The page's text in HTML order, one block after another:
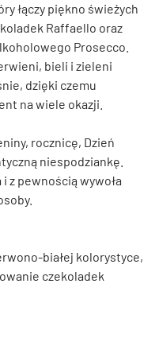
łączy piękno świeżych
Raffaello oraz
Prosecco.
bieli i zieleni
dzięki czemu
na wiele okazji.
rocznicę, Dzień
niespodziankę.
z pewnością wywoła
białej kolorystyce,
czekoladek